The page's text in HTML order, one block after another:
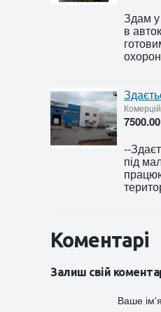
Здам
в
--
під
Коментарі
Залиш свій
Ваше ім'я